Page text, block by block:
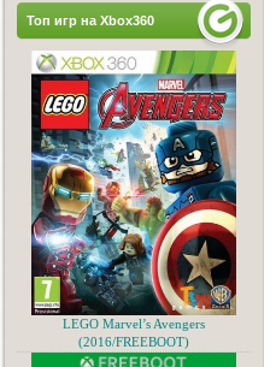
Топ игр на Xbox360
LEGO Marvel’s Avengers
(2016/FREEBOOT)